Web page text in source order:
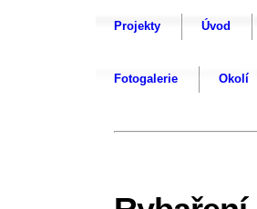
Projekty Úvod
Fotogalerie Okolí